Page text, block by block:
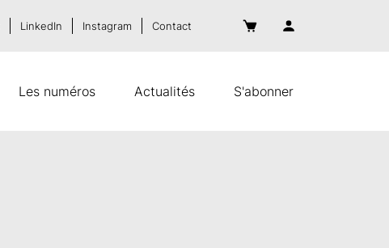
Les numéros Actualités S'abonner
LinkedIn Instagram Contact